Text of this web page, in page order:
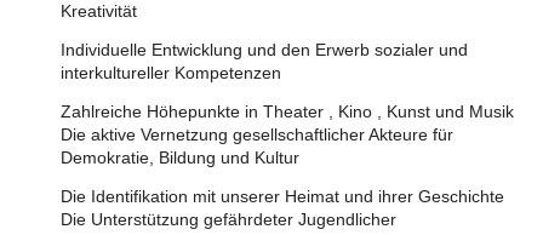
Kreativität
Individuelle Entwicklung und den Erwerb sozialer und
interkultureller Kompetenzen
Zahlreiche Höhepunkte in Theater , Kino , Kunst und Musik
Die aktive Vernetzung gesellschaftlicher Akteure für
Demokratie, Bildung und Kultur
Die Identifikation mit unserer Heimat und ihrer Geschichte
Die Unterstützung gefährdeter Jugendlicher